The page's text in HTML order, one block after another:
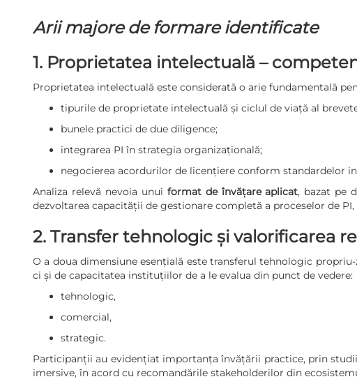
Arii majore de formare identificate
1. Proprietatea intelectuală –
Proprietatea intelectuală este considerată o arie fundamentală
tipurile de proprietate intelectuală și ciclul de viață al
bunele practici de due diligence;
integrarea PI în strategia organizațională;
negocierea acordurilor de licențiere conform standardelor
Analiza relevă nevoia unui format de învățare aplicat, bazat pe
dezvoltarea capacității de gestionare completă a proceselor de
2. Transfer tehnologic și valorificarea
O a doua dimensiune esențială este transferul tehnologic
ci și de capacitatea instituțiilor de a le evalua din punct de vedere:
tehnologic,
comercial,
strategic.
Participanții au evidențiat importanța învățării practice, prin
imersive, în acord cu recomandările stakeholderilor din